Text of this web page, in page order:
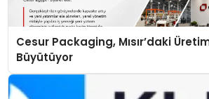
Cesur Packaging, Mısır’daki
Büyütüyor